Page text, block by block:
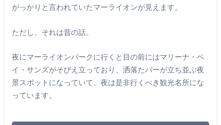
がっかりと言われていたマーライオンが見えます。
ただし、それは昔の話。
夜にマーライオンパークに行くと目の前にはマリーナ・ベ
イ・サンズがそびえ立っており、洒落たバーが立ち並ぶ夜
景スポットになっていて、夜は是非行くべき観光名所にな
っています。